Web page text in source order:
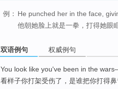
例： He punched her in the face,
他朝她脸上就是一拳，打得她眼
双语例句 权威例句
You look like you've been in the wars
看样子你打架受伤了 ，是谁把你打得鼻